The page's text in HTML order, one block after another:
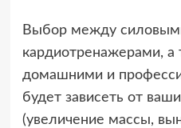
Выбор между
кардиотренажерами,
домашними и
будет зависеть от
(увеличение массы,